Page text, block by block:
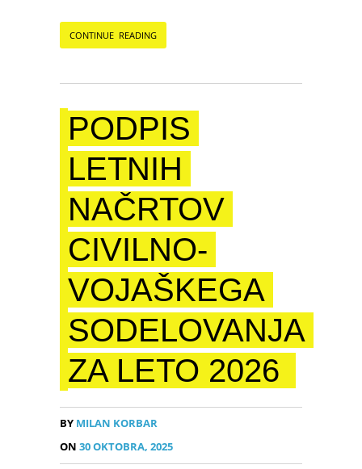
CONTINUE READING
PODPIS
LETNIH
NAČRTOV
CIVILNO-
VOJAŠKEGA
SODELOVANJA
ZA LETO 2026
BY MILAN KORBAR
ON 30 OKTOBRA, 2025